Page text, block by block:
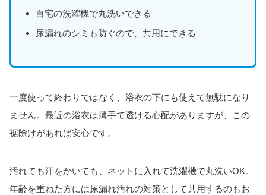
自宅の洗濯機で丸洗いできる
尿漏れのシミも防ぐので、共用にできる
一度使って終わりではなく、浴衣の下にも使えて無駄になり
ません。最近の浴衣は薄手で透ける心配がありますが、この
裾除けがあれば安心です。
汚れても汗をかいても、ネットに入れて洗濯機で丸洗いOK。
年齢を重ねた方には尿漏れ汚れの対策として共用するのもお